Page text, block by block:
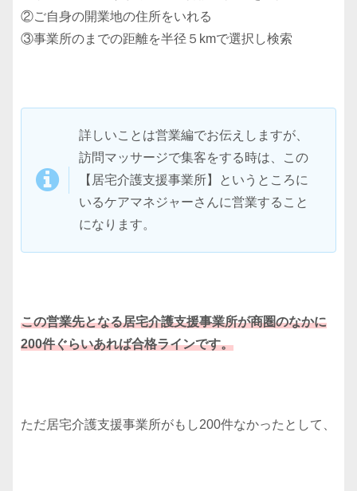
②ご自身の開業地の住所をいれる
③事業所のまでの距離を半径５kmで選択し検索
詳しいことは営業編でお伝えしますが、
訪問マッサージで集客をする時は、この
【居宅介護支援事業所】というところに
いるケアマネジャーさんに営業すること
になります。
この営業先となる居宅介護支援事業所が商圏のなかに
200件ぐらいあれば合格ラインです。
ただ居宅介護支援事業所がもし200件なかったとして、